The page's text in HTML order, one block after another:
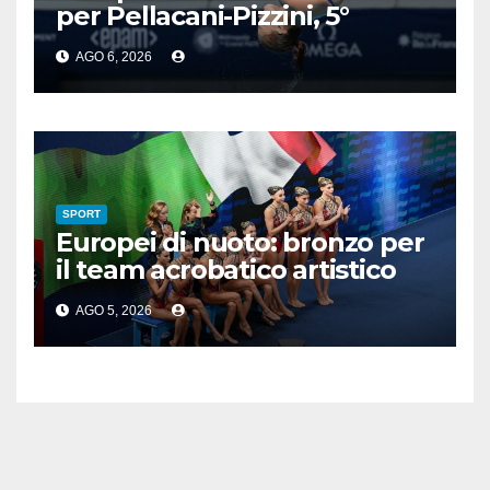
per Pellacani-Pizzini, 5°
trionfo per Chiara
AGO 6, 2026
SPORT
Europei di nuoto: bronzo per
il team acrobatico artistico
dell’Italia
AGO 5, 2026